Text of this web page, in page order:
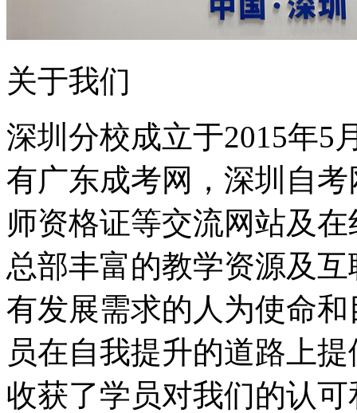
关于我们
深圳分校成立于2015年5
有广东成考网，深圳自
师资格证等交流网站及
总部丰富的教学资源及
有发展需求的人为使命
员在自我提升的道路上
收获了学员对我们的认